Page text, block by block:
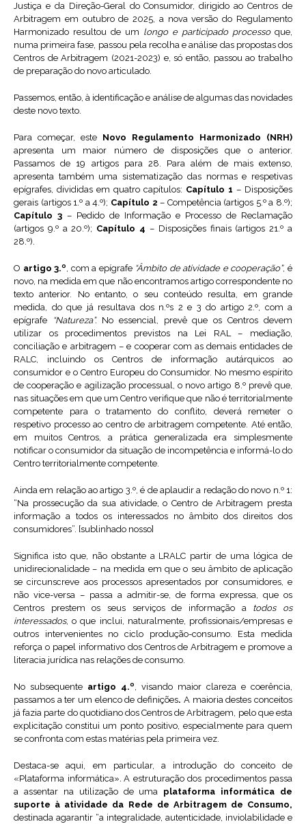
Justiça e da Direção-Geral do Consumidor, dirigido ao Centros de
Arbitragem em outubro de 2025, a nova versão do Regulamento
Harmonizado resultou de um longoe participado processoque,
numa primeira fase, passou pela recolha e análise das propostas dos
Centros de Arbitragem (2021-2023) e, só então, passou ao trabalho
de preparação do novo articulado.
Passemos, então, à identificação e análise de algumas das novidades
deste novo texto.
Para começar, este Novo Regulamento Harmonizado (NRH)
apresenta um maior número de disposições que o anterior.
Passamos de 19 artigos para 28. Para além de mais extenso,
apresenta também uma sistematização das normas e respetivas
epígrafes, divididas em quatro capítulos: Capítulo 1 – Disposições
gerais (artigos 1.º a 4.º); Capítulo 2 – Competência (artigos 5.º a 8.º);
Capítulo 3 – Pedido de Informação e Processo de Reclamação
(artigos 9.º a 20.º); Capítulo 4 – Disposições finais (artigos 21.º a
28.º).
O artigo 3.º, com a epígrafe “Âmbito de atividade e cooperação”, é
novo, na medida em que não encontramos artigo correspondente no
texto anterior. No entanto, o seu conteúdo resulta, em grande
medida, do que já resultava dos n.ºs 2 e 3 do artigo 2.º, com a
epígrafe
“Natureza”.No essencial, prevê que os Centros devem
utilizar os procedimentos previstos na Lei RAL – mediação,
conciliação e arbitragem – e cooperar com as demais entidades de
RALC, incluindo os Centros de informação autárquicos ao
consumidor e o Centro Europeu do Consumidor. No mesmo espírito
de cooperação e agilização processual, o novo artigo 8.º prevê que,
nas situações em que um Centro verifique que não é territorialmente
competente para o tratamento do conflito, deverá remeter o
respetivo processo ao centro de arbitragem competente. Até então,
em muitos Centros, a prática generalizada era simplesmente
notificar o consumidor da situação de incompetência e informá-lo do
Centro territorialmente competente.
Ainda em relação ao artigo 3.º, é de aplaudir a redação do novo n.º 1:
“Na prossecução da sua atividade, o Centro de Arbitragem presta
informação a todos os interessados no âmbito dos direitos dos
consumidores”. [sublinhado nosso]
Significa isto que, não obstante a LRALC partir de uma lógica de
unidirecionalidade – na medida em que o seu âmbito de aplicação
se circunscreve aos processos apresentados por consumidores, e
não vice-versa – passa a admitir-se, de forma expressa, que os
Centros prestem os seus serviços de informação a todos os
interessados, o que inclui, naturalmente, profissionais/empresas e
outros intervenientes no ciclo produção-consumo. Esta medida
reforça o papel informativo dos Centros de Arbitragem e promove a
literacia jurídica nas relações de consumo.
No subsequente artigo 4.º, visando maior clareza e coerência,
passamos a ter um elenco de definições. A maioria destes conceitos
já fazia parte do quotidiano dos Centros de Arbitragem, pelo que esta
explicitação constitui um ponto positivo, especialmente para quem
se confronta com estas matérias pela primeira vez.
Destaca-se aqui, em particular, a introdução do conceito de
«Plataforma informática». A estruturação dos procedimentos passa
a assentar na utilização de uma plataforma informática de
suporte à atividade da Rede de Arbitragem de Consumo,
destinada agarantir “a integralidade, autenticidade, inviolabilidade e